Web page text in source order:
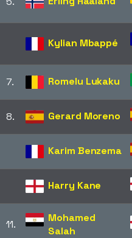
Kylian Mbappé
7. Romelu Lukaku
8. Gerard Moreno
Karim Benzema
Harry Kane
11.
Mohamed
Salah